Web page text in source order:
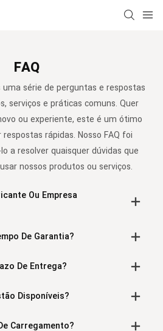
FAQ
série de perguntas e respostas
serviços e práticas comuns. Quer
ou experiente, este é um ótimo
rápidas. Nosso FAQ foi
a resolver quaisquer dúvidas que
nossos produtos ou serviços.
Ou Empresa
De Garantia?
De Entrega?
Disponíveis?
Carregamento?